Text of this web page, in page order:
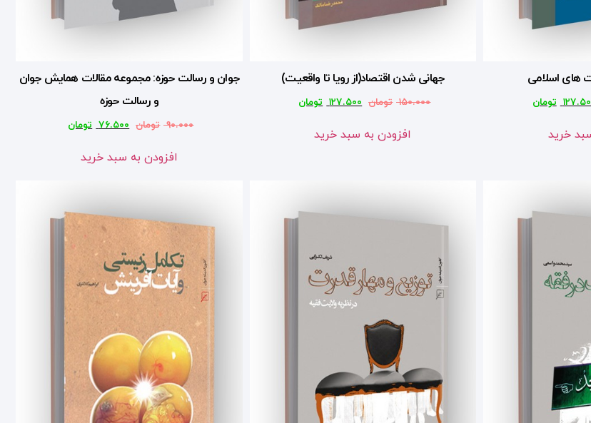
های اسلامی
تومان
خرید
جهانی شدن اقتصاد(از رویا تا واقعیت)
۱۵۰.۰۰۰ تومان ۱۲۷.۵۰۰ تومان
افزودن به سبد خرید
جوان و رسالت حوزه: مجموعه مقالات همایش جوان
و رسالت حوزه
۹۰.۰۰۰ تومان ۷۶.۵۰۰ تومان
افزودن به سبد خرید